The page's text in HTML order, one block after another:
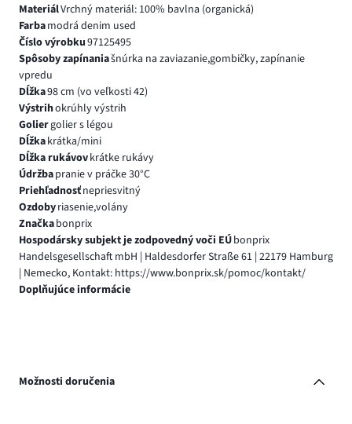
MateriálVrchný materiál: 100% bavlna (organická)
Farbamodrá denim used
Číslo výrobku97125495
Spôsoby zapínaniašnúrka na zaviazanie,gombičky, zapínanie
vpredu
Dĺžka98 cm (vo veľkosti 42)
Výstrihokrúhly výstrih
Goliergolier s légou
Dĺžkakrátka/mini
Dĺžka rukávovkrátke rukávy
Údržbapranie v práčke 30°C
Priehľadnosťnepriesvitný
Ozdobyriasenie,volány
Značkabonprix
Hospodársky subjekt je zodpovedný voči EÚbonprix
Handelsgesellschaft mbH | Haldesdorfer Straße 61 | 22179 Hamburg
| Nemecko, Kontakt: https://www.bonprix.sk/pomoc/kontakt/
Doplňujúce informácie
Možnosti doručenia